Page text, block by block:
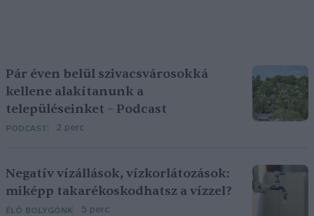
Pár éven belül szivacsvárosokká
kellene alakítanunk a
településeinket – Podcast
PODCAST 2 perc
Negatív vízállások, vízkorlátozások:
miképp takarékoskodhatsz a vízzel?
ÉLŐ BOLYGÓNK 5 perc